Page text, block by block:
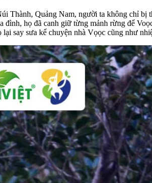
Thành, Quảng Nam, người ta không chỉ bị
đình, họ đã canh giữ từng mảnh rừng để
lại say sưa kể chuyện nhà Vọọc cũng như